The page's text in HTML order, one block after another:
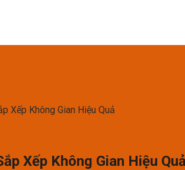
Xếp Không Gian Hiệu Quả
Xếp Không Gian Hiệu Quả